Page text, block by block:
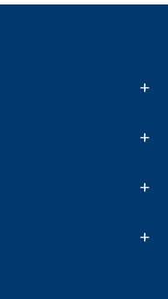
+
+
+
+